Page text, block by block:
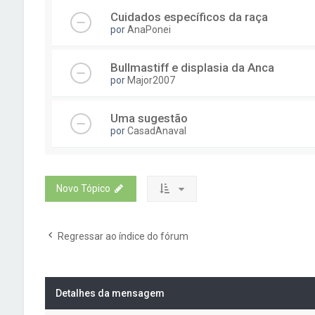
Cuidados específicos da raça
porAnaPonei
Bullmastiff e displasia da Anca
por Major2007
Uma sugestão
porCasadAnaval
Novo Tópico
Regressar ao índice do fórum
Detalhes da mensagem